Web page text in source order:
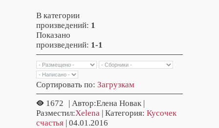
В категории
произведений: 1
Показано
произведений: 1-1
Сортировать по: Загрузкам
1672
| Автор:Елена Новак |
Разместил:Xelena | Категория: Кусочек
счастья | 04.01.2016